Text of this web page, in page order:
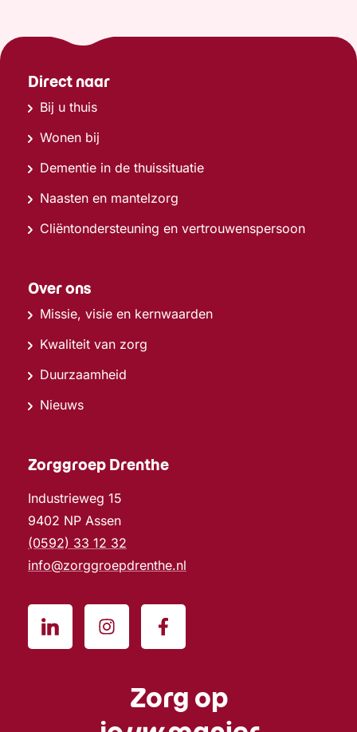
Direct naar
Bij u thuis
Wonen bij
Dementie in de thuissituatie
Naasten en mantelzorg
Cliëntondersteuning en vertrouwenspersoon
Over ons
Missie, visie en kernwaarden
Kwaliteit van zorg
Duurzaamheid
Nieuws
Zorggroep Drenthe
Industrieweg 15
9402 NP Assen
(0592) 33 12 32
info@zorggroepdrenthe.nl
Zorg op